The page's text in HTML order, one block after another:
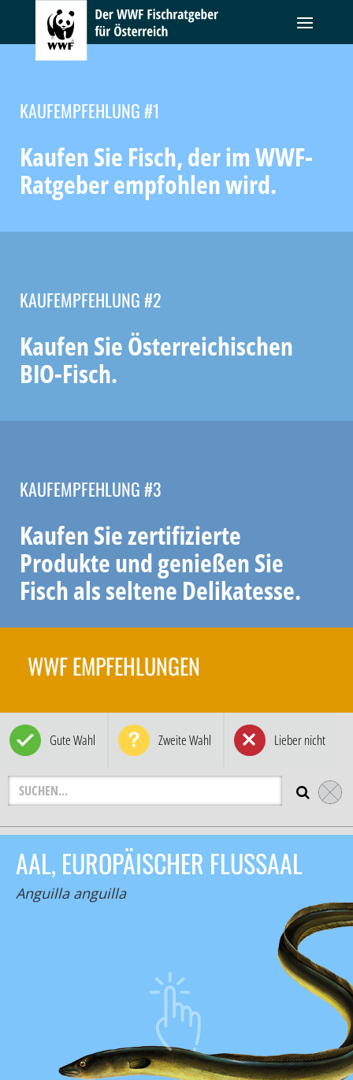
KAUFEMPFEHLUNG #1
Kaufen Sie Fisch, der im WWF-
Ratgeber empfohlen wird.
KAUFEMPFEHLUNG #2
Kaufen Sie Österreichischen
BIO-Fisch.
KAUFEMPFEHLUNG #3
Kaufen Sie zertifizierte
Produkte und genießen Sie
Fisch als seltene Delikatesse.
WWF EMPFEHLUNGEN
Gute Wahl Zweite Wahl Lieber nicht
AAL, EUROPÄISCHER FLUSSAAL
Anguilla anguilla